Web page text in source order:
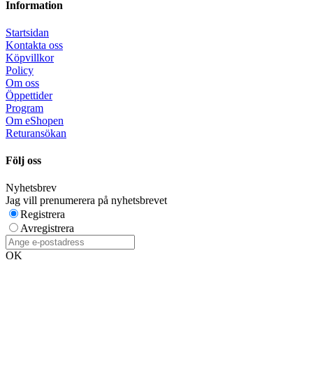
Information
Startsidan
Kontakta oss
Köpvillkor
Policy
Om oss
Öppettider
Program
Om eShopen
Returansökan
Följ oss
Nyhetsbrev
Jag vill prenumerera på nyhetsbrevet
Registrera
Avregistrera
OK